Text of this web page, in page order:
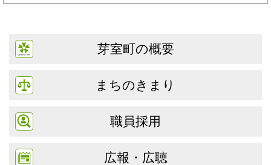
芽室町の概要
まちのきまり
職員採用
広報・広聴